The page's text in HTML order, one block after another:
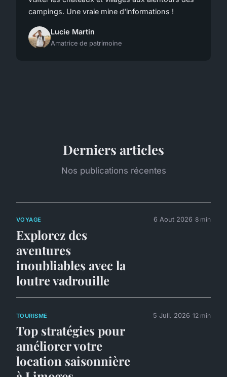
campings. Une vraie mine d'informations !
Lucie Martin
Amatrice de patrimoine
Derniers articles
Nos publications récentes
VOYAGE
Explorez des
aventures
inoubliables avec la
loutre vadrouille
6 Aout 2026 8 min
TOURISME
Top stratégies pour
améliorer votre
location saisonnière
5 Juil. 2026 12 min